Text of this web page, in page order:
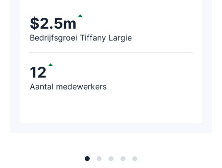
een telefoontje met de melding dat het
bedrijf dankzij Pipedrive al 188.000 USD
Bedrijfsgroei Tiffany Largie
$2.5m
Aantal medewerkers
12